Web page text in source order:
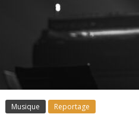
Musique Reportage